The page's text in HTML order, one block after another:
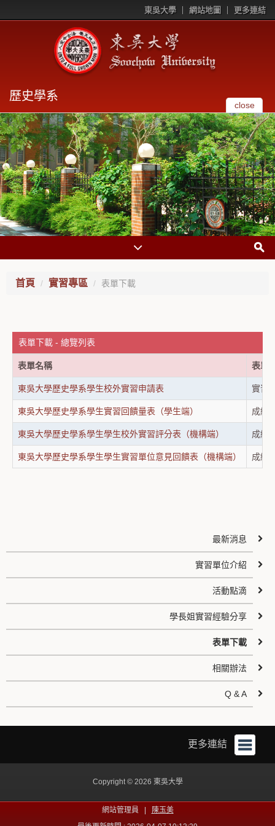
東吳大學 網站地圖 更多連結
歷史學系
close
首頁 實習專區 表單下載
表單下載 - 總覽列表
表單名稱 表單
東吳大學歷史學系學生校外實習申請表 實習
東吳大學歷史學系學生實習回饋量表（學生端） 成績
東吳大學歷史學系學生學生校外實習評分表（機構端） 成績
東吳大學歷史學系學生學生實習單位意見回饋表（機構端） 成績
最新消息
實習單位介紹
活動點滴
學長姐實習經驗分享
表單下載
相關辦法
Q & A
更多連結
Copyright © 2026 東吳大學
網站管理員 |
陳玉美